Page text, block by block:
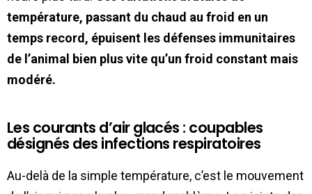
température, passant du chaud au froid en un
temps record, épuisent les défenses immunitaires
de l’animal bien plus vite qu’un froid constant mais
modéré.
Les courants d’air glacés : coupables
désignés des infections respiratoires
Au-delà de la simple température, c’est le mouvement